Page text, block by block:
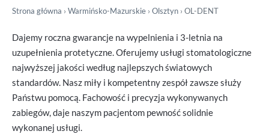
Strona główna › Warmińsko-Mazurskie › Olsztyn › OL-DENT
Dajemy roczna gwarancje na wypelnienia i 3-letnia na
uzupełnienia protetyczne. Oferujemy usługi stomatologiczne
najwyższej jakości według najlepszych światowych
standardów. Nasz miły i kompetentny zespół zawsze służy
Państwu pomocą. Fachowość i precyzja wykonywanych
zabiegów, daje naszym pacjentom pewność solidnie
wykonanej usługi.